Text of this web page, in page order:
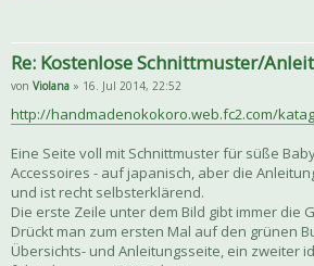
Re: Kostenlose Schnittmuster/
von Violana » 16. Jul 2014, 22:52
http://handmadenokokoro.web.fc2.com/
Eine Seite voll mit Schnittmuster für süße
Accessoires - auf japanisch, aber die
und ist recht selbsterklärend.
Die erste Zeile unter dem Bild gibt immer die
Drückt man zum ersten Mal auf den grünen
Übersichts- und Anleitungsseite, ein zweiter